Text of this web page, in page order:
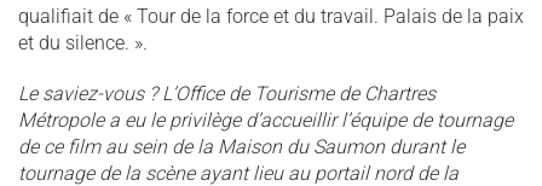
qualifiait de « Tour de la force et du travail. Palais de la paix
et du silence. ».
Le saviez-vous ? L’Office de Tourisme de Chartres
Métropole a eu le privilège d’accueillir l’équipe de tournage
de ce film au sein de la Maison du Saumon durant le
tournage de la scène ayant lieu au portail nord de la